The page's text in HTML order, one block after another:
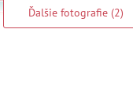
Ďalšie fotografie (2)